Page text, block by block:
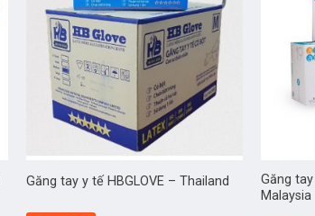
Găng tay y tế HBGLOVE – Thailand
Găng
Malaysia